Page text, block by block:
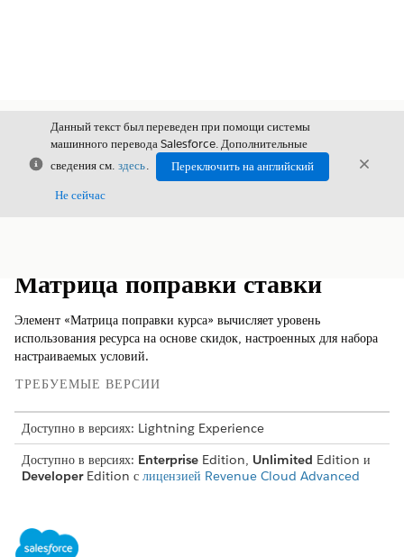
Закрыть
Данный текст был переведен при помощи системы
машинного перевода Salesforce. Дополнительные
сведения см. здесь.
Переключить на английский
Не сейчас
Матрица поправки ставки
Элемент «Матрица поправки курса» вычисляет уровень
использования ресурса на основе скидок, настроенных для набора
настраиваемых условий.
ТРЕБУЕМЫЕ ВЕРСИИ
Доступно в версиях: Lightning Experience
Доступно в версиях: Enterprise Edition, Unlimited Edition и
DeveloperEdition с лицензией Revenue Cloud Advanced
рейтингом в разных частях мира. Например, рейтинг хранилища
данных в Европе может быть другим по сравнению с остальным